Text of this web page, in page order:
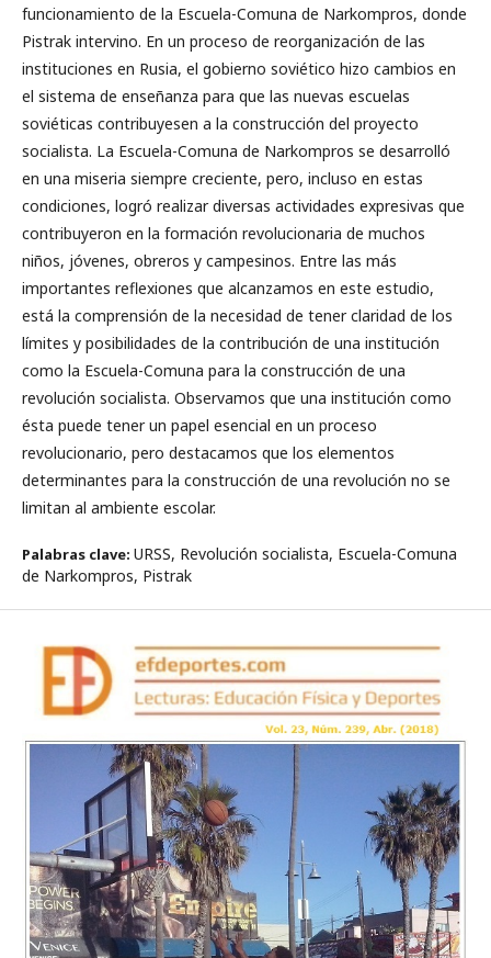
funcionamiento de la Escuela-Comuna de Narkompros, donde
Pistrak intervino. En un proceso de reorganización de las
instituciones en Rusia, el gobierno soviético hizo cambios en
el sistema de enseñanza para que las nuevas escuelas
soviéticas contribuyesen a la construcción del proyecto
socialista. La Escuela-Comuna de Narkompros se desarrolló
en una miseria siempre creciente, pero, incluso en estas
condiciones, logró realizar diversas actividades expresivas que
contribuyeron en la formación revolucionaria de muchos
niños, jóvenes, obreros y campesinos. Entre las más
importantes reflexiones que alcanzamos en este estudio,
está la comprensión de la necesidad de tener claridad de los
límites y posibilidades de la contribución de una institución
como la Escuela-Comuna para la construcción de una
revolución socialista. Observamos que una institución como
ésta puede tener un papel esencial en un proceso
revolucionario, pero destacamos que los elementos
determinantes para la construcción de una revolución no se
limitan al ambiente escolar.
Palabras clave: URSS, Revolución socialista, Escuela-Comuna
de Narkompros, Pistrak